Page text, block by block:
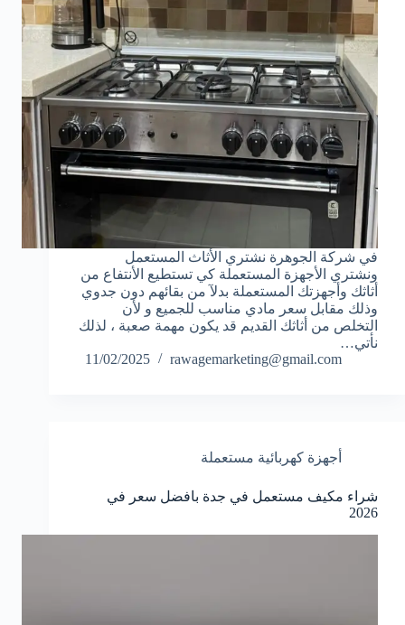
في شركة الجوهرة نشتري الأثاث المستعمل
ونشتري الأجهزة المستعملة كي تستطيع الأنتفاع من
أثاثك وأجهزتك المستعملة بدلآ من بقائهم دون جدوي
وذلك مقابل سعر مادي مناسب للجميع و لأن
التخلص من أثاثك القديم قد يكون مهمة صعبة ، لذلك
نأتي…
rawagemarketing@gmail.com
11/02/2025
أجهزة كهربائية مستعملة
شراء مكيف مستعمل في جدة بافضل سعر في
2026